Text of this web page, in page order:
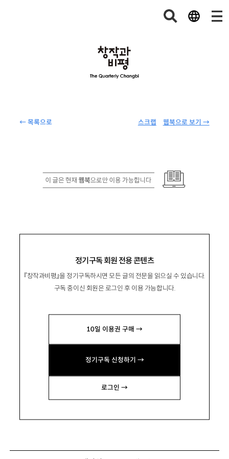
← 목록으로 웹북으로 보기 →
스크랩
정기구독 회원 전용 콘텐츠
『창작과비평』을 정기구독하시면 모든 글의 전문을 읽으실 수 있습니다.
구독 중이신 회원은 로그인 후 이용 가능합니다.
10일 이용권 구매 →
정기구독 신청하기 →
로그인 →